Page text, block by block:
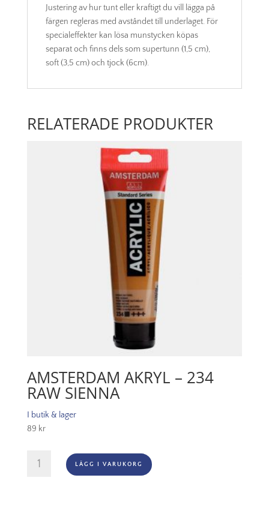
Justering av hur tunt eller kraftigt du vill lägga på
färgen regleras med avståndet till underlaget. För
specialeffekter kan lösa munstycken köpas
separat och finns dels som supertunn (1,5 cm),
soft (3,5 cm) och tjock (6cm).
RELATERADE PRODUKTER
AMSTERDAM AKRYL – 234
RAW SIENNA
I butik & lager
89 kr
Amsterdam
Akryl
LÄGG I VARUKORG